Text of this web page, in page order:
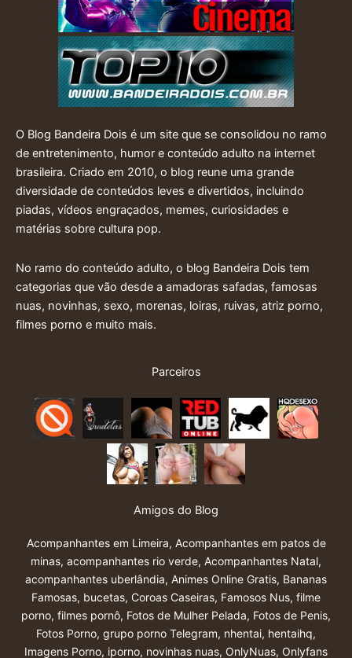
O Blog Bandeira Dois é um site que se consolidou no ramo
de entretenimento, humor e conteúdo adulto na internet
brasileira. Criado em 2010, o blog reune uma grande
diversidade de conteúdos leves e divertidos, incluindo
piadas, vídeos engraçados, memes, curiosidades e
matérias sobre cultura pop.
No ramo do conteúdo adulto, o blog Bandeira Dois tem
categorias que vão desde a amadoras safadas, famosas
nuas, novinhas, sexo, morenas, loiras, ruivas, atriz porno,
filmes porno e muito mais.
Parceiros
Amigos do Blog
Acompanhantes em Limeira, Acompanhantes em patos de
minas, acompanhantes rio verde, Acompanhantes Natal,
acompanhantes uberlândia, Animes Online Gratis, Bananas
Famosas, bucetas, Coroas Caseiras, Famosos Nus, filme
porno, filmes pornô, Fotos de Mulher Pelada, Fotos de Penis,
Fotos Porno, grupo porno Telegram, nhentai, hentaihq,
Imagens Porno, iporno, novinhas nuas, OnlyNuas, Onlyfans